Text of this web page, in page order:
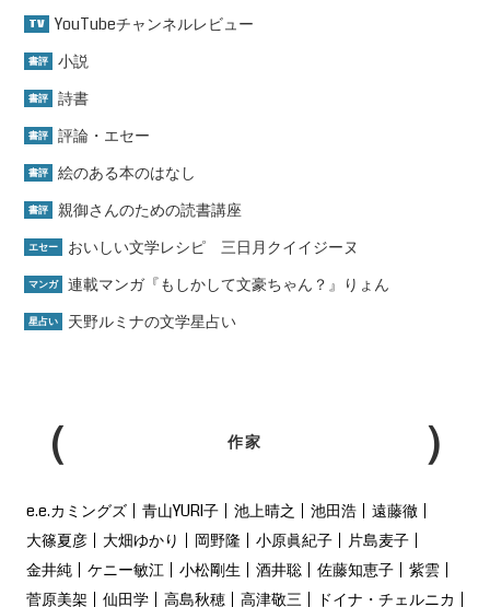
TV YouTubeチャンネルレビュー
書評 小説
書評 詩書
書評 評論・エセー
書評 絵のある本のはなし
書評 親御さんのための読書講座
エセー おいしい文学レシピ 三日月クイイジーヌ
マンガ 連載マンガ『もしかして文豪ちゃん？』りょん
星占い 天野ルミナの文学星占い
作家
e.e.カミングズ 青山YURI子 池上晴之 池田浩
遠藤徹
大篠夏彦
大畑ゆかり 岡野隆 小原眞紀子
片島麦子
金井純
ケニー敏江 小松剛生 酒井聡 佐藤知恵子
紫雲
菅原美架
仙田学 高島秋穂 高津敬三
ドイナ・チェルニカ